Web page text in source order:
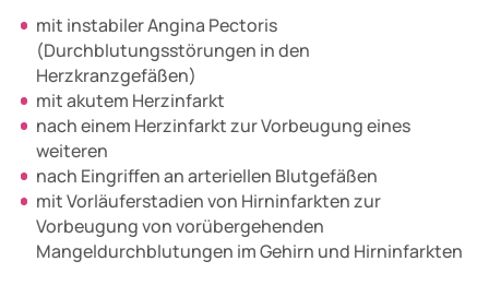
mit instabiler Angina Pectoris
(Durchblutungsstörungen in den
Herzkranzgefäßen)
mit akutem Herzinfarkt
nach einem Herzinfarkt zur Vorbeugung eines
weiteren
nach Eingriffen an arteriellen Blutgefäßen
mit Vorläuferstadien von Hirninfarkten zur
Vorbeugung von vorübergehenden
Mangeldurchblutungen im Gehirn und Hirninfarkten